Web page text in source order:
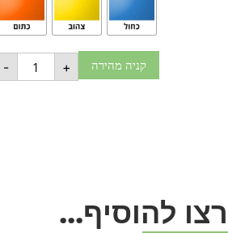
משלוחים חינם בקניה מעל 499 ש”ח.
קיימת אפשרות לאיסוף
המשלוחים עם שליח עד פתח- +
רצו להוסיף.
.
.